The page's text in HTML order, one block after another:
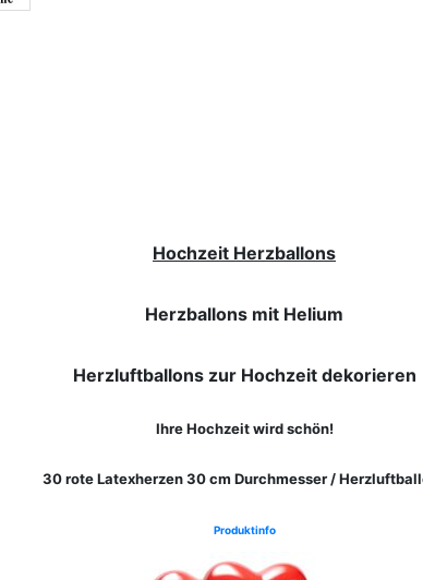
Hochzeit Herzballons
Herzballons mit Helium
Herzluftballons zur Hochzeit dekorieren
Ihre Hochzeit wird schön!
30 rote Latexherzen 30 cm Durchmesser /
Produktinfo